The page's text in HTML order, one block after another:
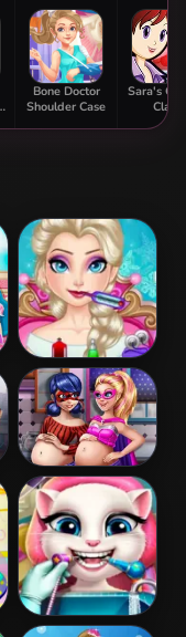
Bone Doctor
Shoulder Case
Sara's
Class:
Elsa Frozen
Brain Surgery
Hero Dolls
Pregnant BFFs